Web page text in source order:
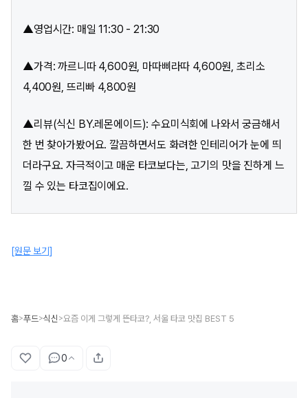
▲영업시간: 매일 11:30 - 21:30
▲가격: 까르니따 4,600원, 마따삐라따 4,600원, 초리소
4,400원, 뜨리빠 4,800원
▲리뷰(식신 BY.레몬에이드): 수요미식회에 나와서 궁금해서
한 번 찾아가봤어요. 깔끔하면서도 화려한 인테리어가 눈에 띄
더라구요. 자극적이고 매운 타코보다는, 고기의 맛을 진하게 느
낄 수 있는 타코집이에요.
[원문 보기]
홈>푸드>식신 >요즘 이게 그렇게 뜬타코?, 서울 타코 맛집 BEST 5
0